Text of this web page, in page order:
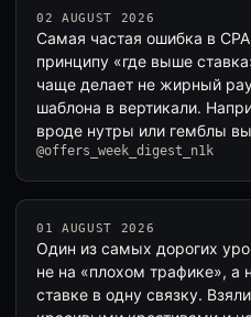
02 AUGUST 2026
Самая частая ошибка в
принципу «где выше
чаще делает не жирный
шаблона в вертикали.
вроде нутры или гемблы
@offers_week_digest_n1k
01 AUGUST 2026
Один из самых дорогих
не на «плохом трафике», а
ставке в одну связку.